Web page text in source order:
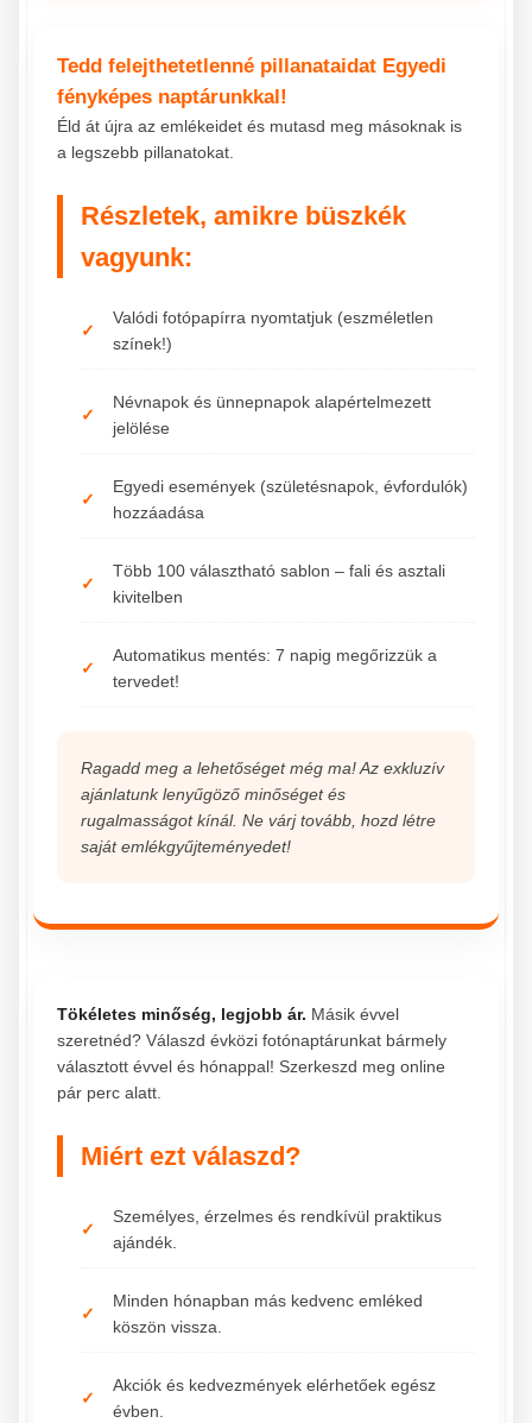
Tedd felejthetetlenné pillanataidat Egyedi
fényképes naptárunkkal!
Éld át újra az emlékeidet és mutasd meg másoknak is
a legszebb pillanatokat.
Részletek, amikre büszkék
vagyunk:
Valódi fotópapírra nyomtatjuk (eszméletlen
színek!)
Névnapok és ünnepnapok alapértelmezett
jelölése
Egyedi események (születésnapok, évfordulók)
hozzáadása
Több 100 választható sablon – fali és asztali
kivitelben
Automatikus mentés: 7 napig megőrizzük a
tervedet!
Ragadd meg a lehetőséget még ma! Az exkluzív
ajánlatunk lenyűgöző minőséget és
rugalmasságot kínál. Ne várj tovább, hozd létre
saját emlékgyűjteményedet!
Tökéletes minőség, legjobb ár. Másik évvel
szeretnéd? Válaszd évközi fotónaptárunkat bármely
választott évvel és hónappal! Szerkeszd meg online
pár perc alatt.
Miért ezt válaszd?
Személyes, érzelmes és rendkívül praktikus
ajándék.
Minden hónapban más kedvenc emléked
köszön vissza.
Akciók és kedvezmények elérhetőek egész
évben.